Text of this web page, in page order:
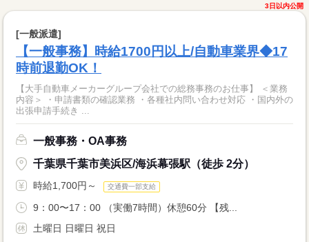
3日以内公開
[一般派遣]
【一般事務】時給1700円以上/自動車業界◆17
時前退勤OK！
【大手自動車メーカーグループ会社での総務事務のお仕事】 ＜業務
内容＞ ・申請書類の確認業務 ・各種社内問い合わせ対応 ・国内外の
出張申請手続き ...
一般事務・OA事務
千葉県千葉市美浜区/海浜幕張駅（徒歩 2分）
時給1,700円～ 交通費一部支給
9：00〜17：00 （実働7時間）休憩60分 【残...
土曜日 日曜日 祝日